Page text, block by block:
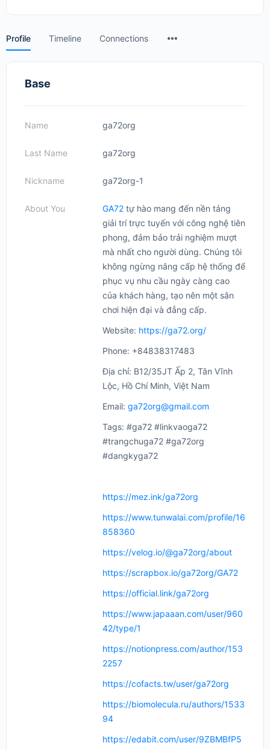
Profile Timeline Connections
Base
Name ga72org
Last Name ga72org
Nickname ga72org-1
About You GA72 tự hào mang đến nền tảng
giải trí trực tuyến với công nghệ tiên
phong, đảm bảo trải nghiệm mượt
mà nhất cho người dùng. Chúng tôi
không ngừng nâng cấp hệ thống để
phục vụ nhu cầu ngày càng cao
của khách hàng, tạo nên một sân
chơi hiện đại và đẳng cấp.
Website: https://ga72.org/
Phone: +84838317483
Địa chỉ: B12/35JT Ấp 2, Tân Vĩnh
Lộc, Hồ Chí Minh, Việt Nam
Email: ga72org@gmail.com
Tags: #ga72 #linkvaoga72
#trangchuga72 #ga72org
#dangkyga72
https://mez.ink/ga72org
https://www.tunwalai.com/profile/16
858360
https://velog.io/@ga72org/about
https://scrapbox.io/ga72org/GA72
https://official.link/ga72org
https://www.japaaan.com/user/960
42/type/1
https://notionpress.com/author/153
2257
https://cofacts.tw/user/ga72org
https://biomolecula.ru/authors/1533
94
https://edabit.com/user/9ZBMBfP5